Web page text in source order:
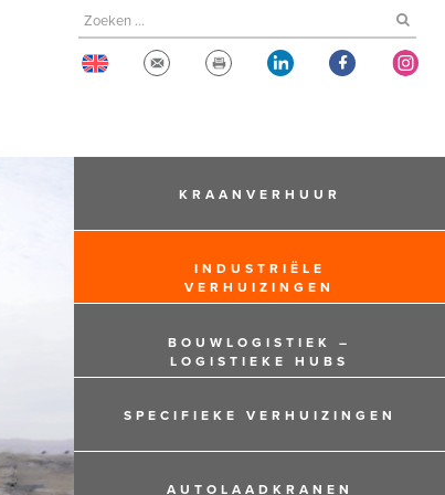
KRAANVERHUUR
INDUSTRIËLE
VERHUIZINGEN
BOUWLOGISTIEK –
LOGISTIEKE HUBS
SPECIFIEKE VERHUIZINGEN
AUTOLAADKRANEN